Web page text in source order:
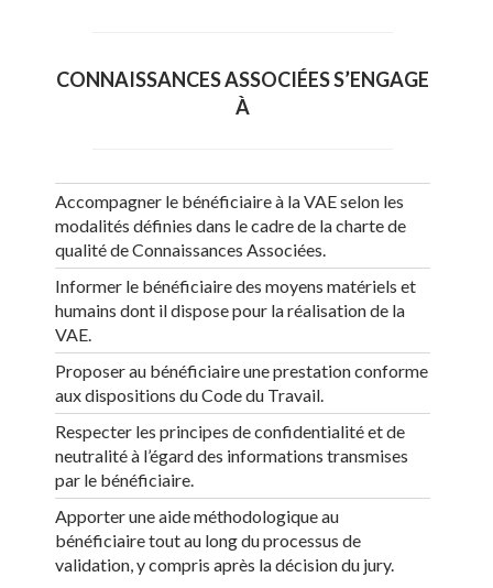
CONNAISSANCES ASSOCIÉES S’ENGAGE
À
Accompagner le bénéficiaire à la VAE selon les
modalités définies dans le cadre de la charte de
qualité de Connaissances Associées.
Informer le bénéficiaire des moyens matériels et
humains dont il dispose pour la réalisation de la
VAE.
Proposer au bénéficiaire une prestation conforme
aux dispositions du Code du Travail.
Respecter les principes de confidentialité et de
neutralité à l’égard des informations transmises
par le bénéficiaire.
Apporter une aide méthodologique au
bénéficiaire tout au long du processus de
validation, y compris après la décision du jury.